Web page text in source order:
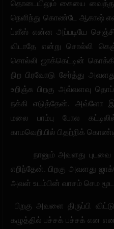
தொடையிலும் கையை
நெளிந்து கொண்டே ஆகாஷ்
ப்ளீஸ் என்ன அப்படியே
விடாதே என்று சொல்லி
சொல்லி ஜாக்கெட்டின்
நிற பிரவோடு சேர்த்து
உறிஞ்சு பிறகு அவ்வளவு
நக்கி எடுத்தேன். அவ்ளோ
மலை பாம்பு போல
காமவெறியில் பிதற்றிக்
நானும் அவளது புடவை
எறிந்தேன். பிறகு அவளது
அவள் உடம்பின் வாசம் செம
பிறகு அவளை திருப்பி
கழுத்தில் பச்சக் பச்சக் என